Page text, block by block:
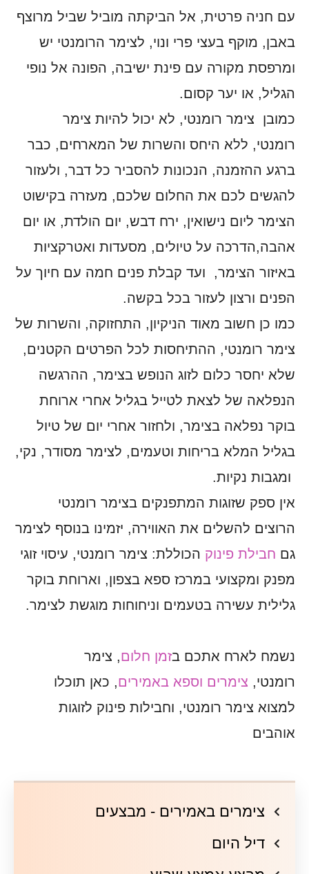
עם חניה פרטית, אל הביקתה מוביל שביל מרוצף
באבן, מוקף בעצי פרי ונוי, לצימר הרומנטי יש
ומרפסת מקורה עם פינת ישיבה, הפונה אל נופי
הגליל, או יער קסום.
כמובן צימר רומנטי, לא יכול להיות צימר
רומנטי, ללא היחס והשרות של המארחים, כבר
ברגע ההזמנה, הנכונות להסביר כל דבר, ולעזור
להגשים לכם את החלום שלכם, מעזרה בקישוט
הצימר ליום נישואין, ירח דבש, יום הולדת, או יום
אהבה,הדרכה על טיולים, מסעדות ואטרקציות
באיזור הצימר, ועד קבלת פנים חמה עם חיוך על
הפנים ורצון לעזור בכל בקשה.
כמו כן חשוב מאוד הניקיון, התחזוקה, והשרות של
צימר רומנטי, ההתיחסות לכל הפרטים הקטנים,
שלא יחסר כלום לזוג הנופש בצימר, ההרגשה
הנפלאה של לצאת לטייל בגליל אחרי ארוחת
בוקר נפלאה בצימר, ולחזור אחרי יום של טיול
בגליל המלא בריחות וטעמים, לצימר מסודר, נקי,
ומגבות נקיות.
אין ספק שזוגות המתפנקים בצימר רומנטי
הרוצים להשלים את האווירה, יזמינו בנוסף לצימר
גם חבילת פינוק הכוללת: צימר רומנטי, עיסוי זוגי
מפנק ומקצועי במרכז ספא בצפון, וארוחת בוקר
גלילית עשירה בטעמים וניחוחות מוגשת לצימר.
נשמח לארח אתכם בזמן חלום, צימר
רומנטי, צימרים וספא באמירים, כאן תוכלו
למצוא צימר רומנטי, וחבילות פינוק לזוגות
אוהבים
צימרים באמירים - מבצעים
דיל היום